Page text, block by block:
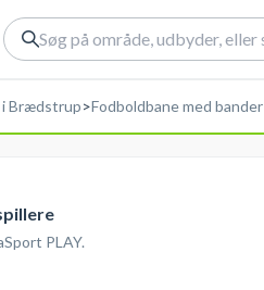
i Brædstrup>Fodboldbane med bander
PLAY.